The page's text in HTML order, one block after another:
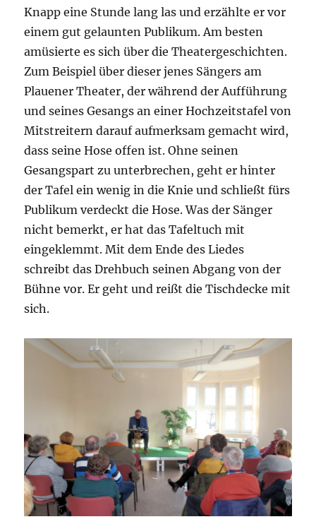
Knapp eine Stunde lang las und erzählte er vor
einem gut gelaunten Publikum. Am besten
amüsierte es sich über die Theatergeschichten.
Zum Beispiel über dieser jenes Sängers am
Plauener Theater, der während der Aufführung
und seines Gesangs an einer Hochzeitstafel von
Mitstreitern darauf aufmerksam gemacht wird,
dass seine Hose offen ist. Ohne seinen
Gesangspart zu unterbrechen, geht er hinter
der Tafel ein wenig in die Knie und schließt fürs
Publikum verdeckt die Hose. Was der Sänger
nicht bemerkt, er hat das Tafeltuch mit
eingeklemmt. Mit dem Ende des Liedes
schreibt das Drehbuch seinen Abgang von der
Bühne vor. Er geht und reißt die Tischdecke mit
sich.